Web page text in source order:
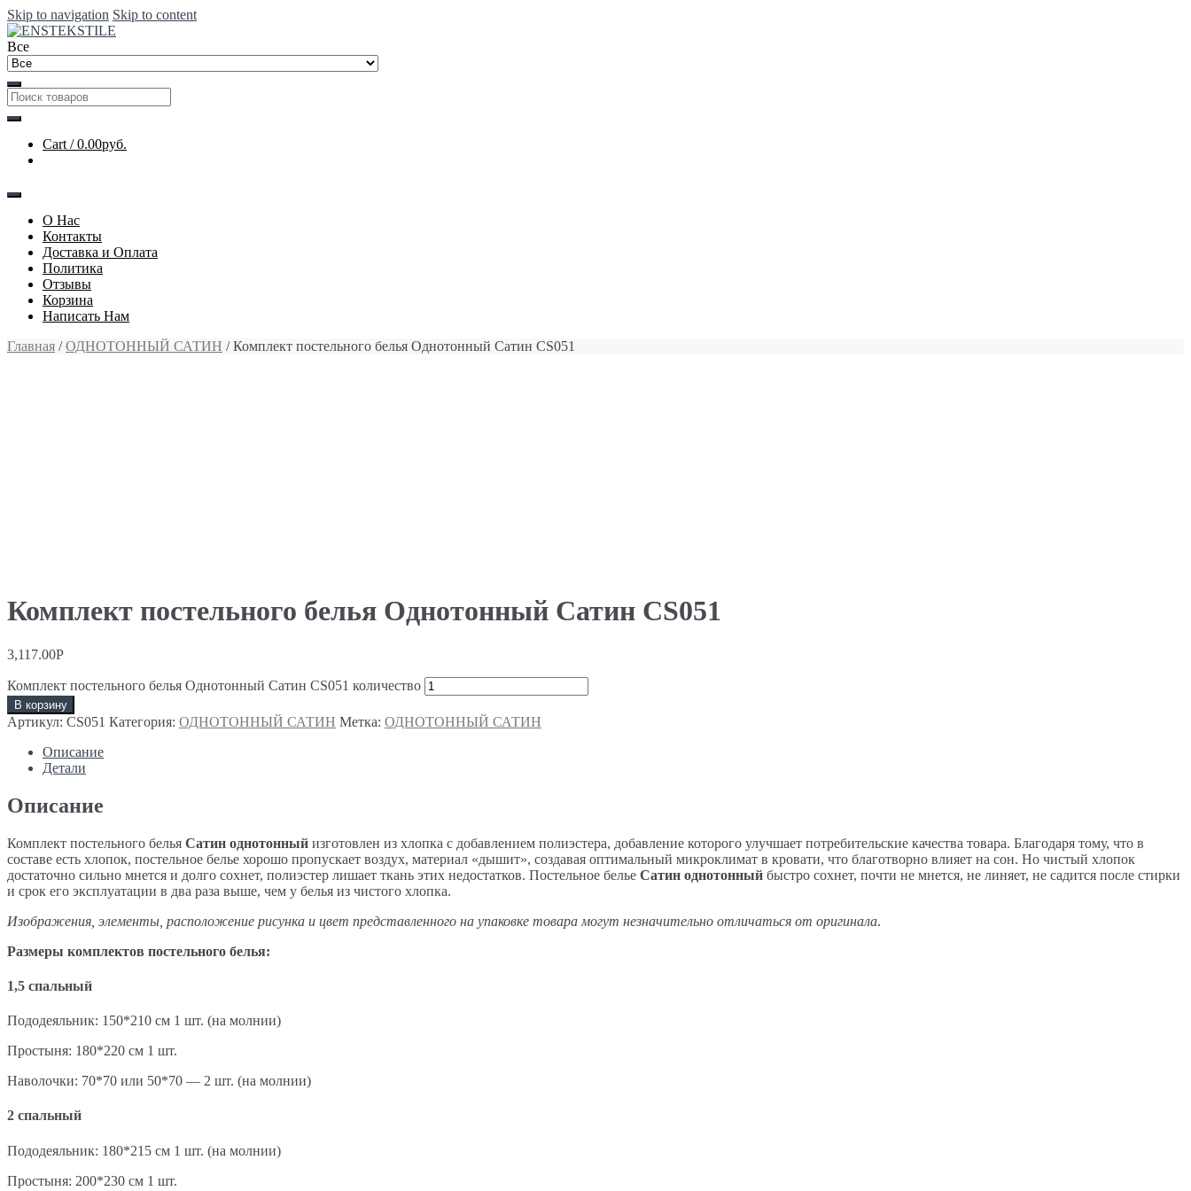
Skip to navigation Skip to content
Все
Cart /0.00руб.
О Нас
Контакты
Доставка и Оплата
Политика
Отзывы
Корзина
Написать Нам
Главная /ОДНОТОННЫЙ САТИН / Комплект постельного белья Однотонный Сатин CS051
Комплект постельного белья Однотонный Сатин CS051
3,117.00Р
Комплект постельного белья Однотонный Сатин CS051 количество
В корзину
Артикул: CS051 Категория: ОДНОТОННЫЙ САТИН Метка: ОДНОТОННЫЙ САТИН
Описание
Детали
Описание
Комплект постельного белья Сатин однотонный изготовлен из хлопка с добавлением полиэстера, добавление которого улучшает потребительские качества товара. Благодаря тому, что в
составе есть хлопок, постельное белье хорошо пропускает воздух, материал «дышит», создавая оптимальный микроклимат в кровати, что благотворно влияет на сон. Но чистый хлопок
достаточно сильно мнется и долго сохнет, полиэстер лишает ткань этих недостатков. Постельное белье Сатин однотонный быстро сохнет, почти не мнется, не линяет, не садится после стирки
и срок его эксплуатации в два раза выше, чем у белья из чистого хлопка.
Изображения, элементы, расположение рисунка и цвет представленного на упаковке товара могут незначительно отличаться от оригинала.
Размеры комплектов постельного белья:
1,5 спальный
Пододеяльник: 150*210 см 1 шт. (на молнии)
Простыня: 180*220 см 1 шт.
Наволочки: 70*70 или 50*70 — 2 шт. (на молнии)
2 спальный
Пододеяльник: 180*215 см 1 шт. (на молнии)
Простыня: 200*230 см 1 шт.